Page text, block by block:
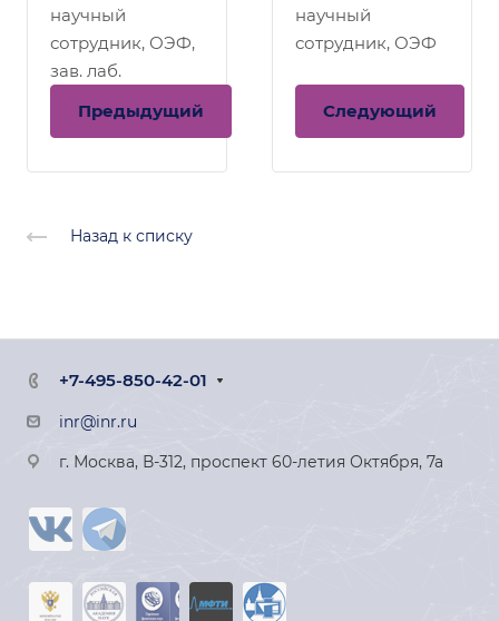
научный
сотрудник, ОЭФ,
зав. лаб.
Предыдущий
научный
сотрудник, ОЭФ
Следующий
Назад к списку
+7-495-850-42-01
inr@inr.ru
г. Москва, В-312, проспект 60-летия Октября, 7а